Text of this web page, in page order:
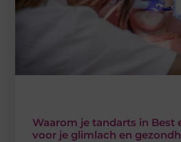
Waarom je tandarts in Best
voor je glimlach en